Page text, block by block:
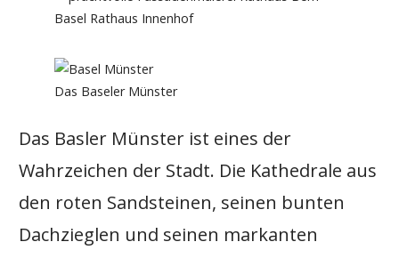
Basel Rathaus Innenhof
Das Baseler Münster
Das Basler Münster ist eines der
Wahrzeichen der Stadt. Die Kathedrale aus
den roten Sandsteinen, seinen bunten
Dachzieglen und seinen markanten